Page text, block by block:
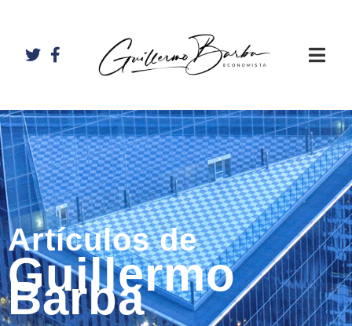
Artículos de
Guillermo
Barba